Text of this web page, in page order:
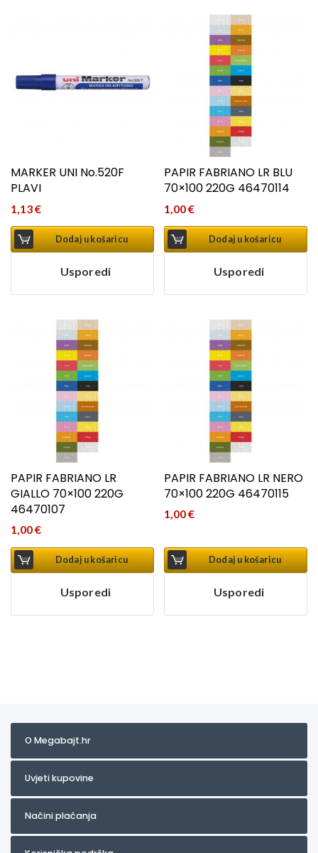
MARKER UNI No.520F
PLAVI
1,13€
Dodaj u košaricu
Usporedi
PAPIR FABRIANO LR BLU
70×100 220G 46470114
1,00€
Dodaj u košaricu
Usporedi
PAPIR FABRIANO LR
GIALLO 70×100 220G
46470107
1,00€
Dodaj u košaricu
Usporedi
PAPIR FABRIANO LR NERO
70×100 220G 46470115
1,00€
Dodaj u košaricu
Usporedi
O Megabajt.hr
Uvjeti kupovine
Načini plaćanja